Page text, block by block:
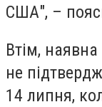
США", –
Втім,
не
14 липня,